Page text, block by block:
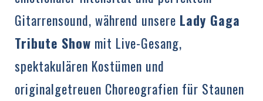
Gitarrensound, während unsere Lady Gaga
Tribute Show mit Live-Gesang,
spektakulären Kostümen und
originalgetreuen Choreografien für Staunen